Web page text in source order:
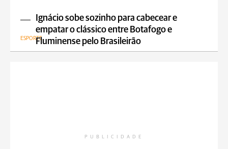
Ignácio sobe sozinho para cabecear e
empatar o clássico entre Botafogo e
Fluminense pelo Brasileirão
ESPORTE
PUBLICIDADE